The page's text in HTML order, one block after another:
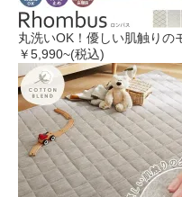
丸洗いOK！優しい肌触りの
￥5,990~(税込)